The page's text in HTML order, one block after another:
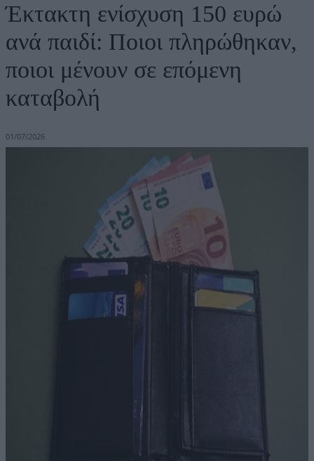
Έκτακτη ενίσχυση 150 ευρώ
ανά παιδί: Ποιοι πληρώθηκαν,
ποιοι μένουν σε επόμενη
καταβολή
01/07/2026